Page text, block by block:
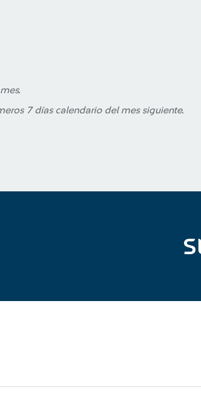
7 días calendario del mes siguiente.